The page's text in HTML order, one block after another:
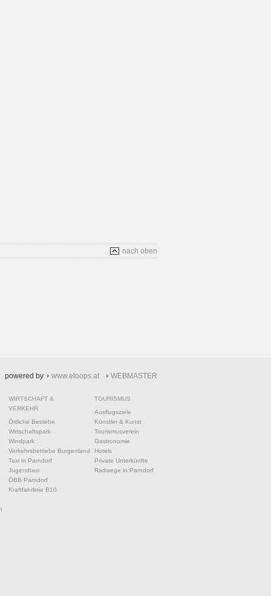
nach oben
powered by www.eloops.at WEBMASTER
WIRTSCHAFT &
VERKEHR
Örtliche Betriebe
Wirtschaftspark
Windpark
Verkehrsbetriebe Burgenland
Taxi in Parndorf
Jugendtaxi
ÖBB Parndorf
Kraftfahrlinie B10
TOURISMUS
Ausflugsziele
Künstler & Kunst
Tourismusverein
Gastronomie
Hotels
Private Unterkünfte
Radwege in Parndorf